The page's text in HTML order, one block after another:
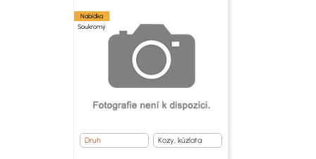
Nabídka
Soukromý
Druh Kozy, kůzlata